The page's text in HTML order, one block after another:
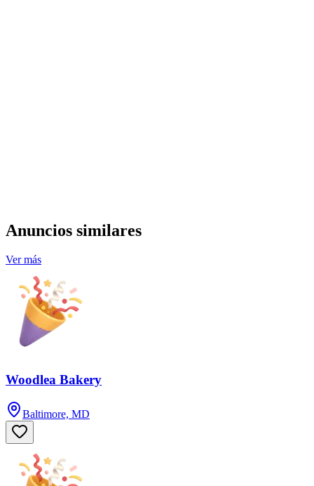
Anuncios similares
Ver más
Woodlea Bakery
Baltimore, MD